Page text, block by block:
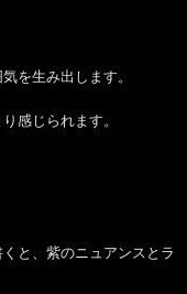
を生み出します。
感じられます。
と、紫のニュアンスとラ